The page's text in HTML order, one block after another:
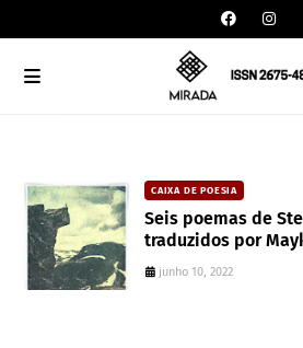
CAIXA DE POESIA
Seis poemas de
traduzidos por
junho 10, 2022
DAVISON SOUZA
10 anos da política
Brasil: um ponto de
colonialidade
junho 10, 2022